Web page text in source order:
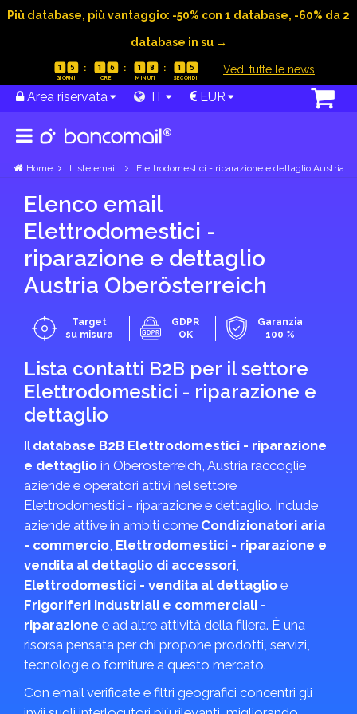
Più database, più vantaggio: -50% con 1 database, -60% da 2
database in su →
1 5 1 6 1 8 1 4 Vedi tutte le news
Area riservata IT EUR
Home Liste email Elettrodomestici - riparazione e dettaglio Austria
Elenco email
Elettrodomestici -
riparazione e dettaglio
Austria Ober­österreich
Target
su misura
GDPR
OK
Garanzia
100 %
Lista contatti B2B per il settore
Elettrodomestici - riparazione e
dettaglio
Il database B2B Elettrodomestici - riparazione
e dettaglio in Ober­österreich, Austria raccoglie
aziende e operatori attivi nel settore
Elettrodomestici - riparazione e dettaglio. Include
aziende attive in ambiti come Condizionatori aria
- commercio, Elettrodomestici - riparazione e
vendita al dettaglio di accessori,
Elettrodomestici - vendita al dettaglio e
Frigoriferi industriali e commerciali -
riparazione e ad altre attività della filiera. È una
risorsa pensata per chi propone prodotti, servizi,
tecnologie o forniture a questo mercato.
Con email verificate e filtri geografici concentri gli